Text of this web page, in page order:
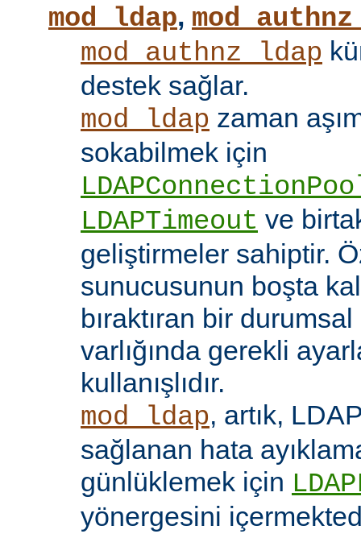
mod_ldap,
mod_authnz_ldap
destek sağlar.
mod_ldap zaman
sokabilmek için
LDAPTimeout ve
geliştirmeler sahiptir.
sunucusunun boşta
bıraktıran bir
varlığında gerekli
kullanışlıdır.
mod_ldap, artık,
sağlanan hata
günlüklemek için
yönergesini